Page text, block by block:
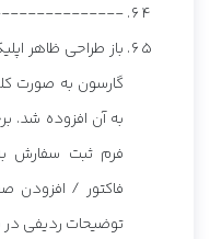
باز طراحی ظاهر
گارسون به صورت
به آن افزوده شد.
فرم ثبت سفارش
فاکتور / افزودن
توضیحات ردیفی در